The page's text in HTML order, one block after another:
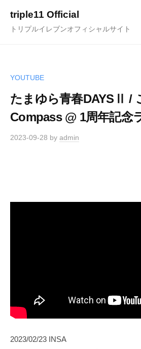
triple11 Official
トリプルイレブンオフィシャルサイト
YOUTUBE
たまゆら青春DAYSⅡ /
Compass @ 1周年記念
2023-09-28 by admin
2023/02/23 INSA